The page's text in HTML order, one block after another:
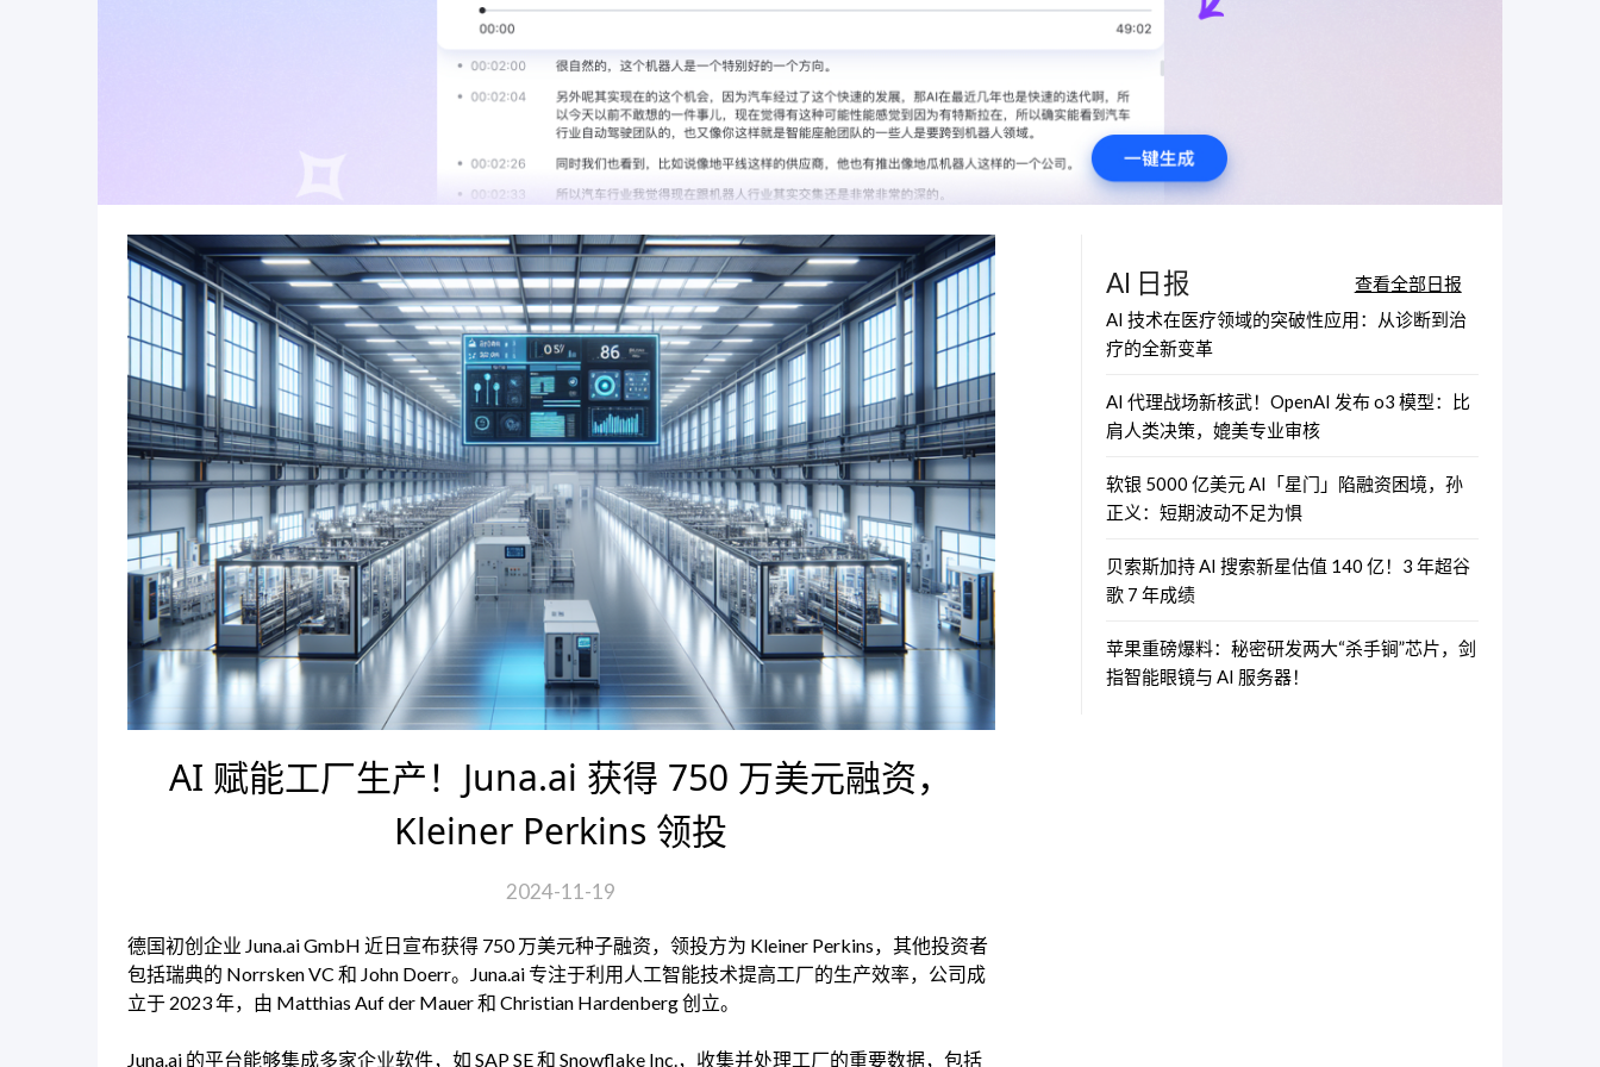
AI 赋能工厂生产！Juna.ai 获得 750 万美元融资，
Kleiner Perkins 领投
2024-11-19
德国初创企业 Juna.ai GmbH 近日宣布获得 750 万美元种子融资，领投方为 Kleiner Perkins，其他投资者
包括瑞典的 Norrsken VC 和 John Doerr。Juna.ai 专注于利用人工智能技术提高工厂的生产效率，公司成
立于 2023 年，由 Matthias Auf der Mauer 和 Christian Hardenberg 创立。
Juna.ai 的平台能够集成多家企业软件，如 SAP SE 和 Snowflake Inc.，收集并处理工厂的重要数据，包括
AI 日报
查看全部日报
AI 技术在医疗领域的突破性应用：从诊断到治
疗的全新变革
AI 代理战场新核武！OpenAI 发布 o3 模型：比
肩人类决策，媲美专业审核
软银 5000 亿美元 AI「星门」陷融资困境，孙
正义：短期波动不足为惧
贝索斯加持 AI 搜索新星估值 140 亿！3 年超谷
歌 7 年成绩
苹果重磅爆料：秘密研发两大“杀手锏”芯片，剑
指智能眼镜与 AI 服务器！